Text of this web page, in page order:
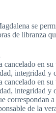
se
de libranza
en
integridad
cancelado en su
integridad y
correspondan
de la